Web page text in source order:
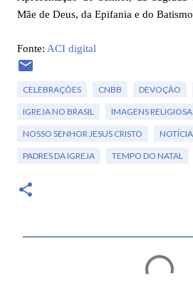
Mãe de Deus, da Epifania e do Batismo
Fonte: ACI digital
CELEBRAÇÕES CNBB DEVOÇÃO
IGREJA NO BRASIL IMAGENS
NOSSO SENHOR JESUS CRISTO
PADRES DA IGREJA TEMPO DO NATAL